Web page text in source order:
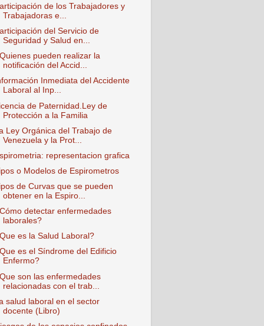
de los Trabajadores y
Trabajadoras e...
del Servicio de
Seguridad y Salud en...
pueden realizar la
notificación del Accid...
Inmediata del Accidente
Laboral al Inp...
de Paternidad.Ley de
Protección a la Familia
Ley Orgánica del Trabajo de
Venezuela y la Prot...
representacion grafica
o Modelos de Espirometros
de Curvas que se pueden
obtener en la Espiro...
detectar enfermedades
laborales?
es la Salud Laboral?
es el Síndrome del Edificio
Enfermo?
son las enfermedades
relacionadas con el trab...
salud laboral en el sector
docente (Libro)